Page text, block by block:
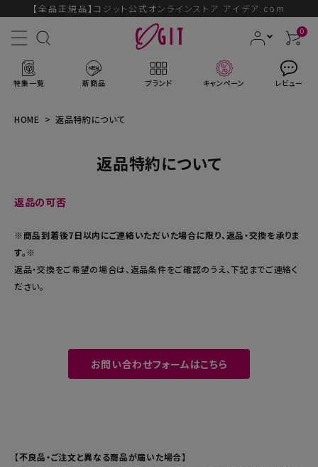
【全品正規品】コジット公式オンラインストア アイデア.com
0
特集一覧 新商品 ブランド キャンペーン レビュー
ログイン 会員登録
ブランドから探す
推し活グッズ
生活雑貨
HOME 返品特約について
返品特約について
返品の可否
※商品到着後7日以内にご連絡いただいた場合に限り、返品・交換を承りま
す。※
返品・交換をご希望の場合は、返品条件をご確認のうえ、下記までご連絡く
ださい。
お問い合わせフォームはこちら
【不良品・ご注文と異なる商品が届いた場合】